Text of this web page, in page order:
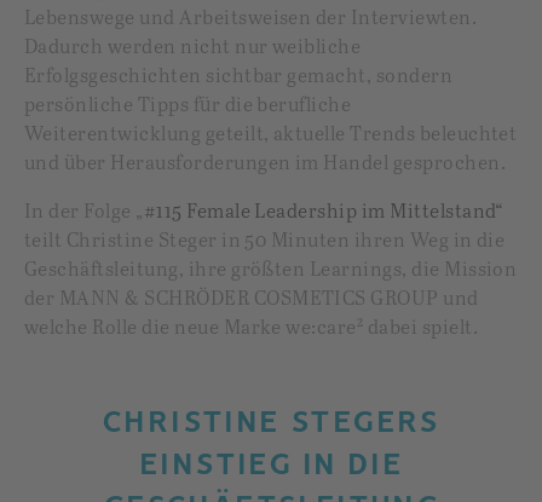
Lebenswege und Arbeitsweisen der Interviewten.
Dadurch werden nicht nur weibliche
Erfolgsgeschichten sichtbar gemacht, sondern
persönliche Tipps für die berufliche
Weiterentwicklung geteilt, aktuelle Trends beleuchtet
und über Herausforderungen im Handel gesprochen.
In der Folge „#115 Female Leadership im Mittelstand“
teilt Christine Steger in 50 Minuten ihren Weg in die
Geschäftsleitung, ihre größten Learnings, die Mission
der MANN & SCHRÖDER COSMETICS GROUP und
welche Rolle die neue Marke we:care² dabei spielt.
CHRISTINE STEGERS
EINSTIEG IN DIE